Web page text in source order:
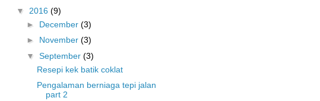
▼ 2016 (9)
► December (3)
► November (3)
▼ September (3)
Resepi kek batik coklat
Pengalaman berniaga tepi jalan
part 2